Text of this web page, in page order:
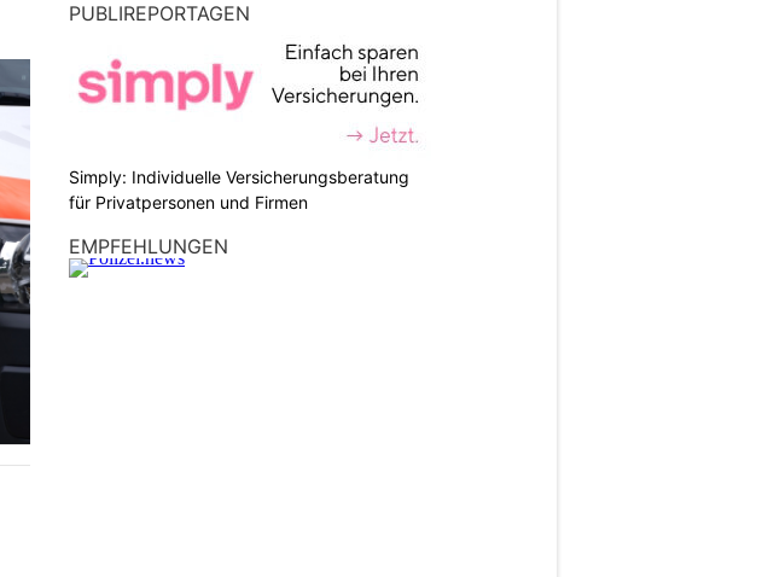
PUBLIREPORTAGEN
Simply: Individuelle Versicherungsberatung
für Privatpersonen und Firmen
EMPFEHLUNGEN